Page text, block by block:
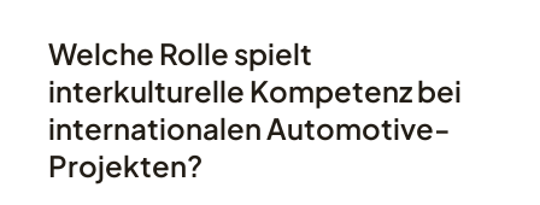
Welche Rolle spielt
interkulturelle Kompetenz bei
internationalen Automotive-
Projekten?